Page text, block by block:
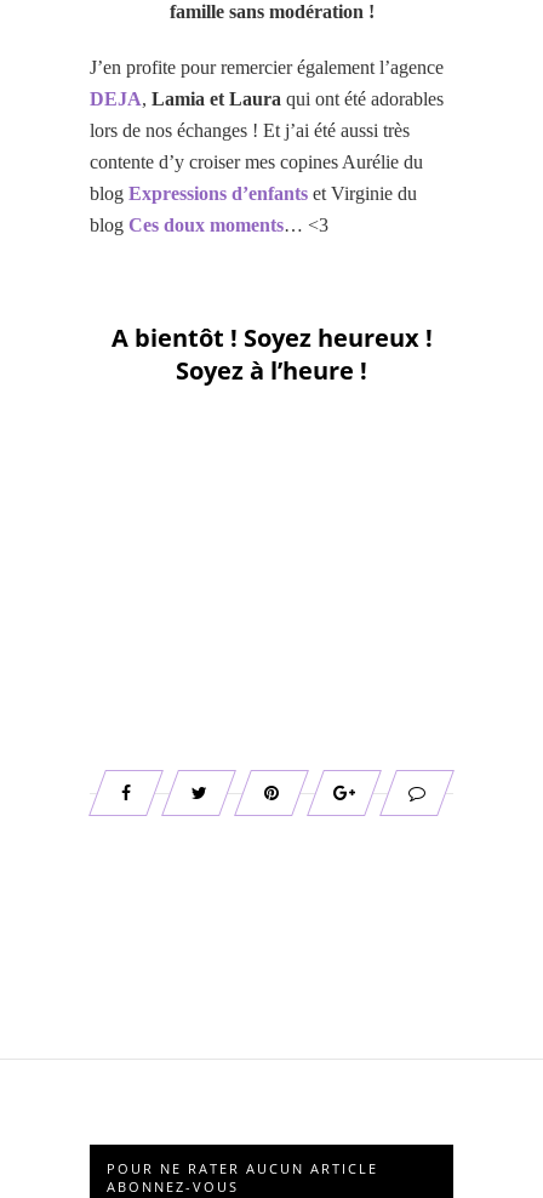
famille sans modération !
J’en profite pour remercier également l’agence
DEJA, Lamia et Laura qui ont été adorables
lors de nos échanges ! Et j’ai été aussi très
contente d’y croiser mes copines Aurélie du
blog Expressions d’enfants et Virginie du
blog Ces doux moments… <3
A bientôt ! Soyez heureux !
Soyez à l’heure !
POUR NE RATER AUCUN ARTICLE
ABONNEZ-VOUS